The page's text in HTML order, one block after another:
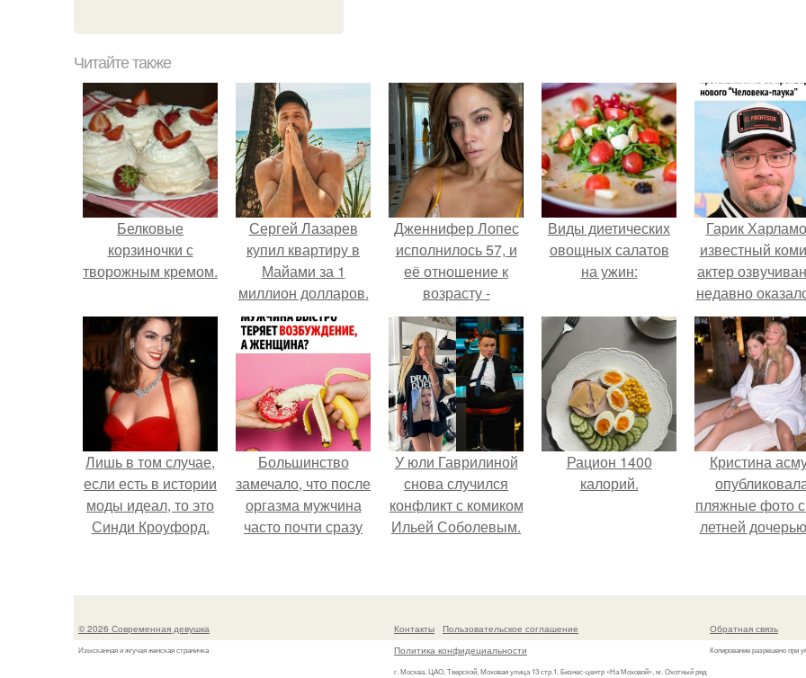
Читайте также
Белковые
корзиночки с
творожным кремом.
Сергей Лазарев
купил квартиру в
Майами за 1
миллион долларов.
Дженнифер Лопес
исполнилось 57, и
её отношение к
возрасту -
настоящий
манифест
уверенности: "не
говорите, что я
отлично выгляжу
для 57.
Виды диетических
овощных салатов
на ужин:
Гарик
известный
актер
недавно
центре
из-за своей
над озвучкой
мультфильма
колобка.
Лишь в том случае,
если есть в истории
моды идеал, то это
Синди Кроуфорд.
Большинство
замечало, что после
оргазма мужчина
часто почти сразу
как женщина может
У юли Гаврилиной
снова случился
конфликт с комиком
Ильей Соболевым.
Рацион 1400
калорий.
Кристина
пляжные фото
летней
© 2026 Современная девушка
Изысканная и жгучая женская страничка
Контакты
Пользовательское соглашение
Политика конфидециальности
г. Москва, ЦАО, Тверской, Моховая улица 13 стр.1, Бизнес-центр «На Моховой», м. Охотный ряд
Обратная связь
Копирование разрешено при